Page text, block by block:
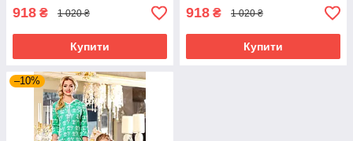
918 ₴ 1 020 ₴
Купити
918 ₴ 1 020 ₴
Купити
–10%